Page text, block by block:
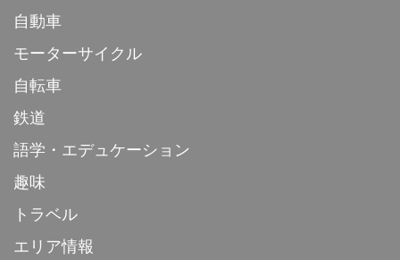
自動車
モーターサイクル
自転車
鉄道
語学・エデュケーション
趣味
トラベル
エリア情報